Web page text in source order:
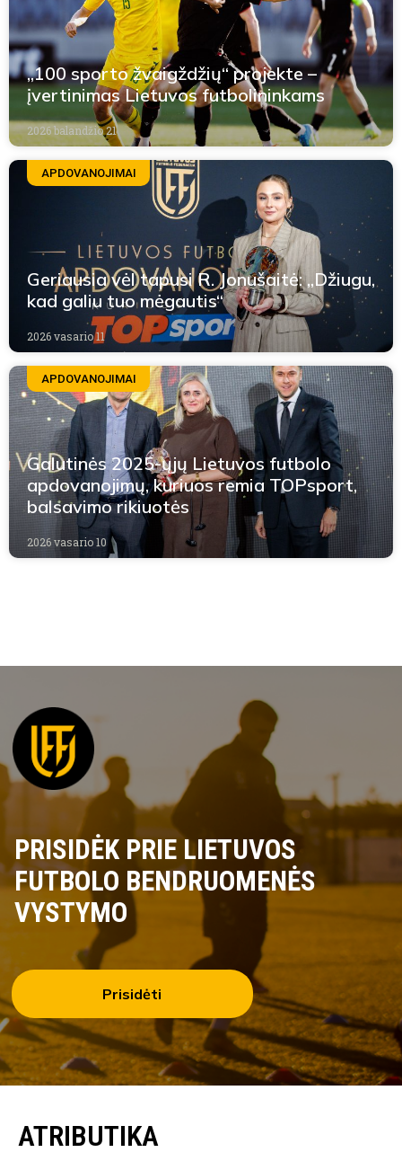
„100 sporto žvaigždžių“ projekte –
įvertinimas Lietuvos futbolininkams
2026 balandžio 21
APDOVANOJIMAI
Geriausia vėl tapusi R. Jonušaitė: „Džiugu,
kad galiu tuo mėgautis“
2026 vasario 11
APDOVANOJIMAI
Galutinės 2025-ųjų Lietuvos futbolo
apdovanojimų, kuriuos remia TOPsport,
balsavimo rikiuotės
2026 vasario 10
PRISIDĖK PRIE LIETUVOS
FUTBOLO BENDRUOMENĖS
VYSTYMO
Prisidėti
ATRIBUTIKA